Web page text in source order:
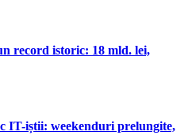
record istoric: 18 mld. lei,
IT-iștii: weekenduri prelungite,